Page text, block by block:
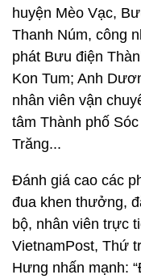
huyện Mèo Vạc,
Thanh Núm, công
phát Bưu điện
Kon Tum; Anh
nhân viên vận
tâm Thành phố
Trăng...
Đánh giá cao các
đua khen thưởng,
bộ, nhân viên trực
VietnamPost, Thứ
Hưng nhấn mạnh: